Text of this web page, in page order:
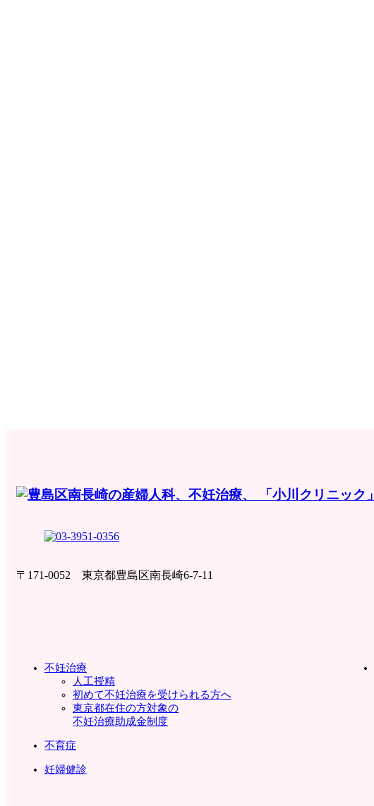
〒171-0052 東京都豊島区南長崎6-7-11
不妊治療
人工授精
初めて不妊治療を受けられる方へ
東京都在住の方対象の
不妊治療助成金制度
不育症
妊婦健診